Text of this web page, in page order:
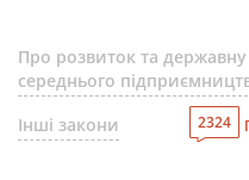
Про розвиток та
середнього
Інші закони
2324